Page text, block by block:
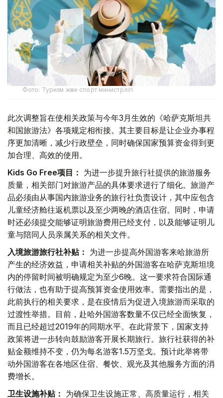
Фото: Туризм және спорт министрлігі
此次调整旨在使相关政策与今年3月生效的《哈萨克斯坦共
和国旅游法》各项规定相衔接。其主要目标是让企业办事程
序更加清晰，减少行政壁垒，同时确保国家预算资金得到更
加合理、高效的使用。
Kids Go Free项目： 为进一步提升旅行社提供的旅游服务
质量，相关部门对旅游产品的具体要求进行了细化。旅游产
品必须由从事国内旅游业务的旅行社负责设计，其中应包含
儿童经济舱往返机票以及至少两晚的酒店住宿。同时，申请
时还必须提交能够证明旅游费用已经支付，以及能够证明儿
童与陪同人员亲属关系的相关文件。
入境旅游旅行社补贴： 为进一步提高外国游客来哈旅游所
产生的经济效益，申请相关补贴的外国游客在哈萨克斯坦境
内的停留时间被明确规定为至少6晚。这一要求符合国际通
行做法，也有助于提高预算资金使用效率。需要指出的是，
此前执行的相关要求，是在疫情后为促进入境旅游而采取的
过渡性举措。目前，赴哈外国游客数量不仅已经全面恢复，
而且已经超过2019年的同期水平。在此背景下，国家支持
政策将进一步转向鼓励游客开展长期旅行。旅行社获得的补
贴金额维持不变，仍为每名游客1.5万坚戈。预计此举将带
动外国游客在各地区住宿、餐饮、观光及其他服务方面的消
费增长。
卫生设施补贴： 为确保卫生设施正常、高质量运行，相关